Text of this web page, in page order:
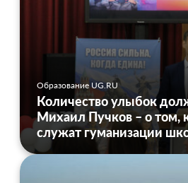
Образование UG.RU
Количество улыбок
Михаил Пучков – о том,
служат гуманизации